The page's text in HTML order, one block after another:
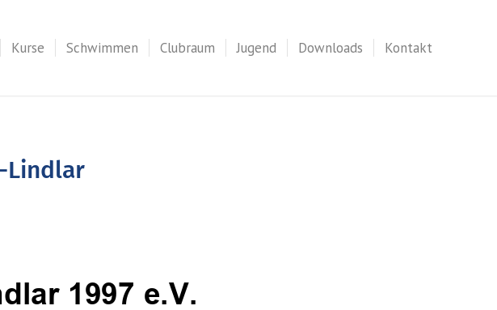
Kurse Schwimmen Clubraum Jugend Downloads Kontakt
Lindlar
1997 e.V.